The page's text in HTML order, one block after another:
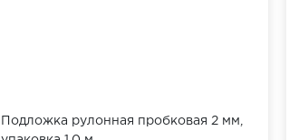
Подложка рулонная пробковая 2 мм,